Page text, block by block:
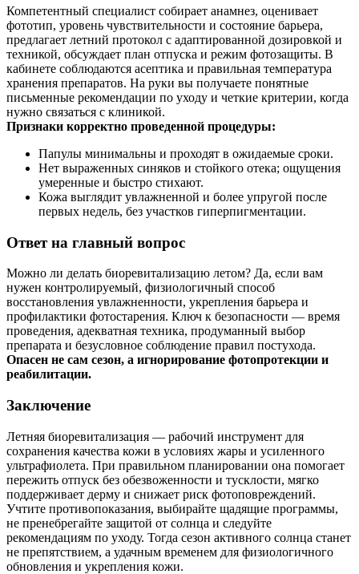
Компетентный специалист собирает анамнез, оценивает
фототип, уровень чувствительности и состояние барьера,
предлагает летний протокол с адаптированной дозировкой и
техникой, обсуждает план отпуска и режим фотозащиты. В
кабинете соблюдаются асептика и правильная температура
хранения препаратов. На руки вы получаете понятные
письменные рекомендации по уходу и четкие критерии, когда
нужно связаться с клиникой.
Признаки корректно проведенной процедуры:
Папулы минимальны и проходят в ожидаемые сроки.
Нет выраженных синяков и стойкого отека; ощущения
умеренные и быстро стихают.
Кожа выглядит увлажненной и более упругой после
первых недель, без участков гиперпигментации.
Ответ на главный вопрос
Можно ли делать биоревитализацию летом? Да, если вам
нужен контролируемый, физиологичный способ
восстановления увлажненности, укрепления барьера и
профилактики фотостарения. Ключ к безопасности — время
проведения, адекватная техника, продуманный выбор
препарата и безусловное соблюдение правил постухода.
Опасен не сам сезон, а игнорирование фотопротекции и
реабилитации.
Заключение
Летняя биоревитализация — рабочий инструмент для
сохранения качества кожи в условиях жары и усиленного
ультрафиолета. При правильном планировании она помогает
пережить отпуск без обезвоженности и тусклости, мягко
поддерживает дерму и снижает риск фотоповреждений.
Учтите противопоказания, выбирайте щадящие программы,
не пренебрегайте защитой от солнца и следуйте
рекомендациям по уходу. Тогда сезон активного солнца станет
не препятствием, а удачным временем для физиологичного
обновления и укрепления кожи.